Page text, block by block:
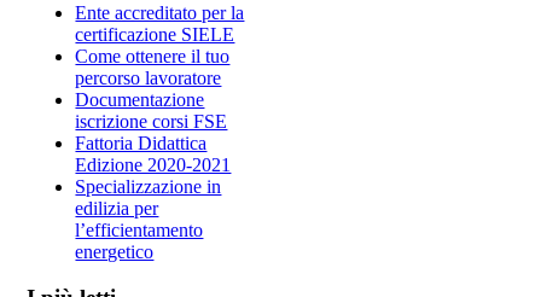
Ente accreditato per la
certificazione SIELE
Come ottenere il tuo
percorso lavoratore
Documentazione
iscrizione corsi FSE
Fattoria Didattica
Edizione 2020-2021
Specializzazione in
edilizia per
l’efficientamento
energetico